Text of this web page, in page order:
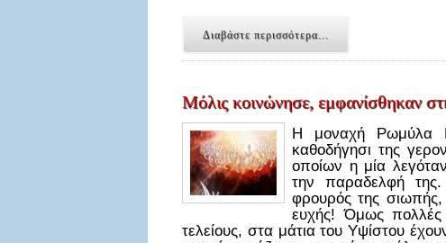
Διαβάστε περισσότερα...
Μόλις κοινώνησε, εμφανίσθηκαν
Η μοναχή Ρωμύλα
καθοδήγησι της
οποίων η μία
την παραδελφή της.
φρουρός της σιωπής,
ευχής! Όμως
τελείους, στα μάτια του Υψίστου